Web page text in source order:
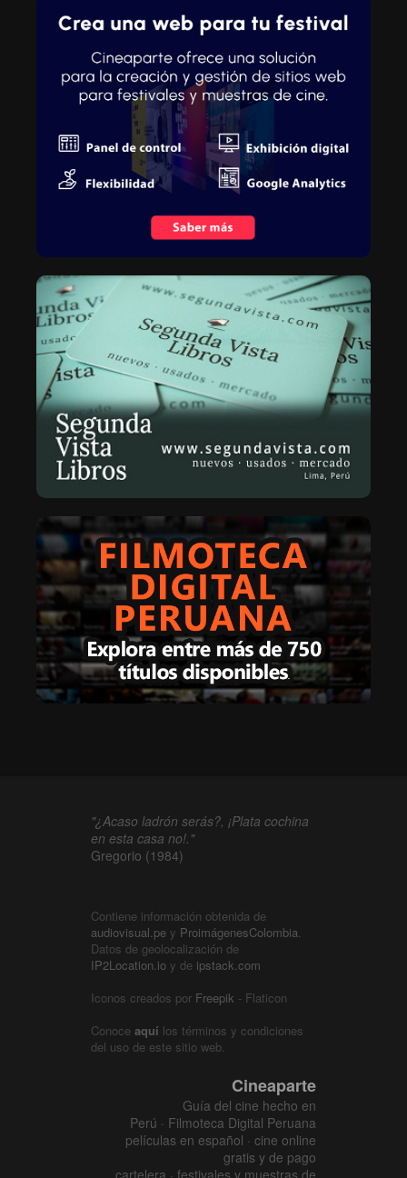
"¿Acaso ladrón serás?, ¡Plata cochina
en esta casa no!."
Gregorio (1984)
Contiene información obtenida de
audiovisual.pe y ProimágenesColombia.
Datos de geolocalización de
IP2Location.io y de ipstack.com
Iconos creados por Freepik - Flaticon
Conoce aquí los términos y condiciones
del uso de este sitio web.
Cineaparte
Guía del cine hecho en
Perú · Filmoteca Digital Peruana
películas en español · cine online
gratis y de pago